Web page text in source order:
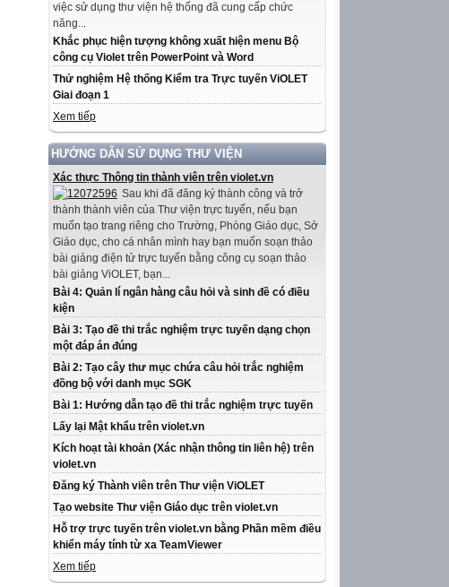
việc sử dụng thư viện hệ thống đã cung cấp chức
năng...
Khắc phục hiện tượng không xuất hiện menu Bộ
công cụ Violet trên PowerPoint và Word
Thử nghiệm Hệ thống Kiểm tra Trực tuyến ViOLET
Giai đoạn 1
Xem tiếp
HƯỚNG DẪN SỬ DỤNG THƯ VIỆN
Xác thực Thông tin thành viên trên violet.vn
Sau khi đã đăng ký thành công và trở
thành thành viên của Thư viện trực tuyến, nếu bạn
muốn tạo trang riêng cho Trường, Phòng Giáo dục, Sở
Giáo dục, cho cá nhân mình hay bạn muốn soạn thảo
bài giảng điện tử trực tuyến bằng công cụ soạn thảo
bài giảng ViOLET, bạn...
Bài 4: Quản lí ngân hàng câu hỏi và sinh đề có điều
kiện
Bài 3: Tạo đề thi trắc nghiệm trực tuyến dạng chọn
một đáp án đúng
Bài 2: Tạo cây thư mục chứa câu hỏi trắc nghiệm
đồng bộ với danh mục SGK
Bài 1: Hướng dẫn tạo đề thi trắc nghiệm trực tuyến
Lấy lại Mật khẩu trên violet.vn
Kích hoạt tài khoản (Xác nhận thông tin liên hệ) trên
violet.vn
Đăng ký Thành viên trên Thư viện ViOLET
Tạo website Thư viện Giáo dục trên violet.vn
Hỗ trợ trực tuyến trên violet.vn bằng Phần mềm điều
khiển máy tính từ xa TeamViewer
Xem tiếp